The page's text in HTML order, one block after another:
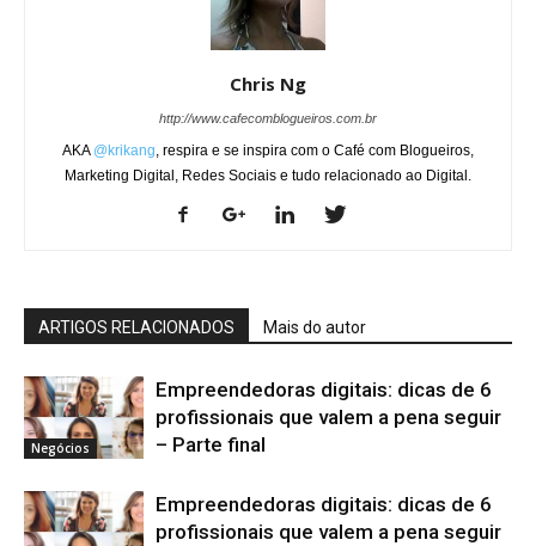
Chris Ng
http://www.cafecomblogueiros.com.br
AKA @krikang, respira e se inspira com o Café com Blogueiros,
Marketing Digital, Redes Sociais e tudo relacionado ao Digital.
ARTIGOS RELACIONADOS Mais do autor
Negócios
Empreendedoras digitais: dicas de 6
profissionais que valem a pena seguir
– Parte final
Empreendedoras digitais: dicas de 6
profissionais que valem a pena seguir